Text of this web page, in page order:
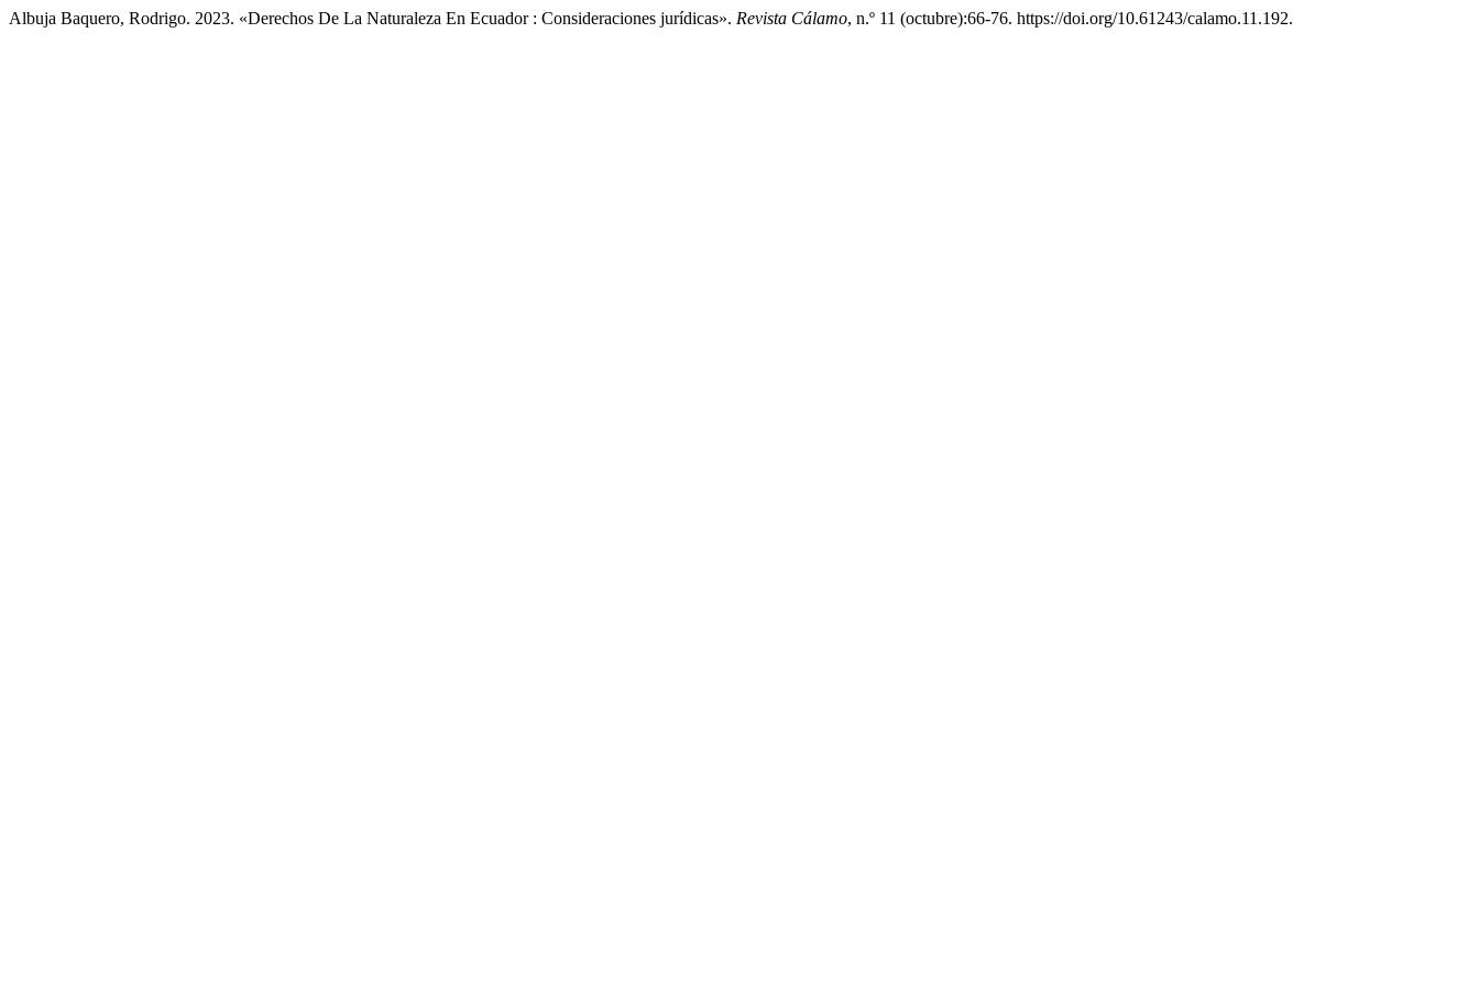
Albuja Baquero, Rodrigo. 2023. «Derechos De La Naturaleza En Ecuador : Consideraciones jurídicas». Revista Cálamo, n.º 11 (octubre):66-76. https://doi.org/10.61243/calamo.11.192.